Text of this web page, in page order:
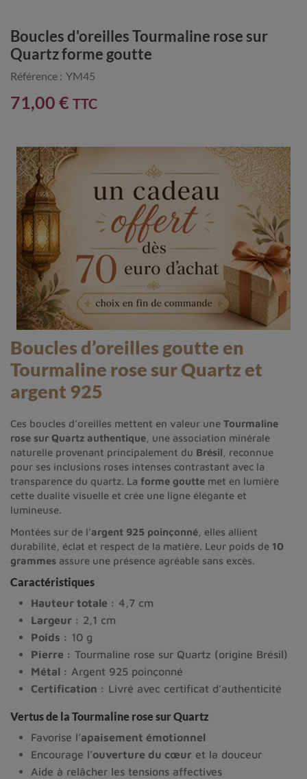
Boucles d'oreilles Tourmaline rose sur
Quartz forme goutte
Référence : YM45
71,00 € TTC
Boucles d’oreilles goutte en
Tourmaline rose sur Quartz et
argent 925
Ces boucles d’oreilles mettent en valeur une Tourmaline
rose sur Quartz authentique , une association minérale
naturelle provenant principalement du Brésil , reconnue
pour ses inclusions roses intenses contrastant avec la
transparence du quartz. La forme goutte met en lumière
cette dualité visuelle et crée une ligne élégante et
lumineuse.
Montées sur de l’argent 925 poinçonné , elles allient
durabilité, éclat et respect de la matière. Leur poids de 10
grammes assure une présence agréable sans excès.
Caractéristiques
Hauteur totale : 4,7 cm
Largeur : 2,1 cm
Poids : 10 g
Pierre : Tourmaline rose sur Quartz (origine Brésil)
Métal : Argent 925 poinçonné
Certification : Livré avec certificat d’authenticité
Vertus de la Tourmaline rose sur Quartz
Favorise l’apaisement émotionnel
Encourage l’ouverture du cœur et la douceur
Aide à relâcher les tensions affectives